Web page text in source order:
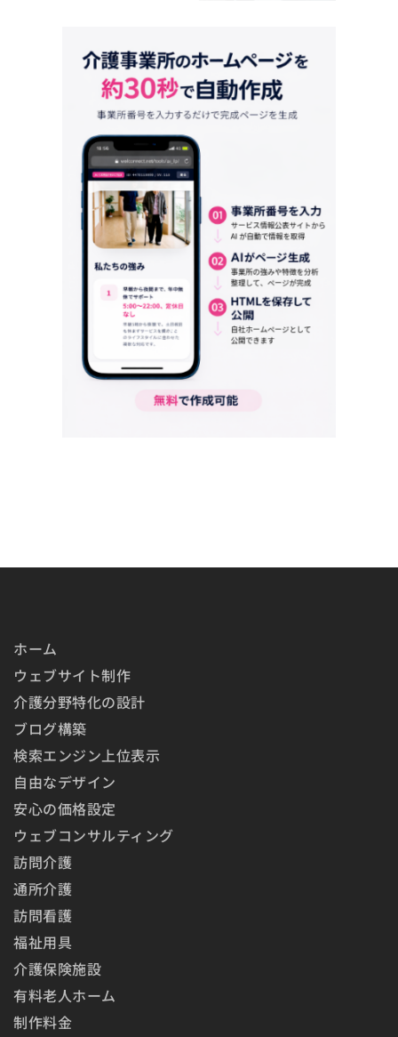
ホーム
ウェブサイト制作
介護分野特化の設計
ブログ構築
検索エンジン上位表示
自由なデザイン
安心の価格設定
ウェブコンサルティング
訪問介護
通所介護
訪問看護
福祉用具
介護保険施設
有料老人ホーム
制作料金